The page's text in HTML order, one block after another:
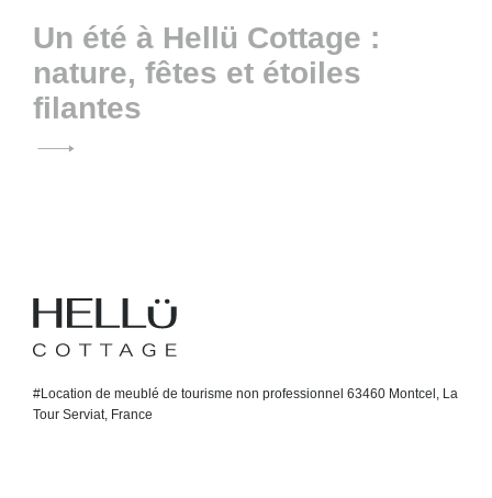
l’article
Un été à Hellü Cottage :
nature, fêtes et étoiles
filantes
H
#Location de meublé de tourisme non professionnel 63460 Montcel, La
Tour Serviat, France